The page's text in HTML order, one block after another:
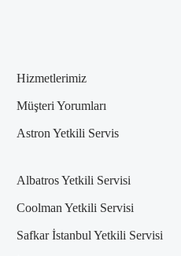
Hizmetlerimiz
Müşteri Yorumları
Astron Yetkili Servis
Albatros Yetkili Servisi
Coolman Yetkili Servisi
Safkar İstanbul Yetkili Servisi